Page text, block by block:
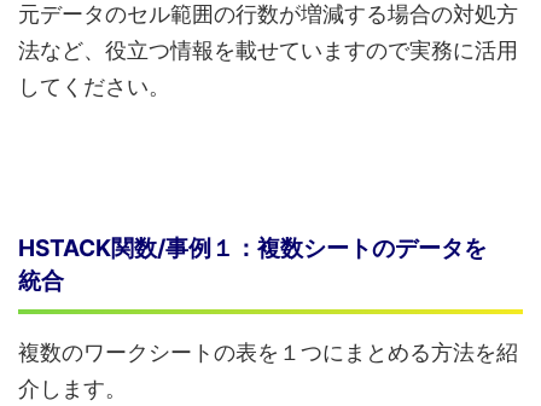
元データのセル範囲の行数が増減する場合の対処方
法など、役立つ情報を載せていますので実務に活用
してください。
HSTACK関数/事例１：複数シートのデータを
統合
複数のワークシートの表を１つにまとめる方法を紹
介します。